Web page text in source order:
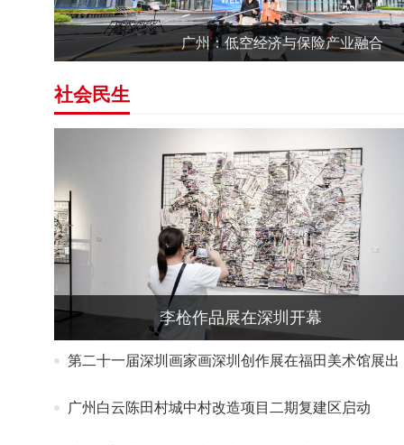
广州：低空经济与保险产业融合
社会民生
李枪作品展在深圳开幕
第二十一届深圳画家画深圳创作展在福田美术馆展出
广州白云陈田村城中村改造项目二期复建区启动